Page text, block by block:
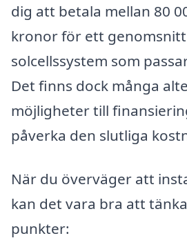
dig att betala mellan 80
kronor för ett
solcellssystem som
Det finns dock många
möjligheter till
påverka den slutliga
När du överväger att
kan det vara bra att
punkter: